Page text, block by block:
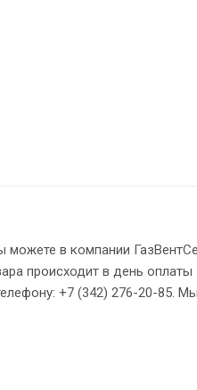
можете в компании
происходит в день
+7 (342) 276-20-85.